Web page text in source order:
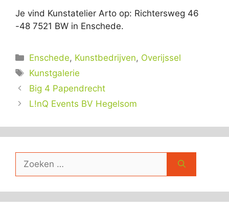
Je vind Kunstatelier Arto op: Richtersweg 46
-48 7521 BW in Enschede.
Categorieën
Enschede, Kunstbedrijven, Overijssel
Tags
Kunstgalerie
Big 4 Papendrecht
L!nQ Events BV Hegelsom
Zoek